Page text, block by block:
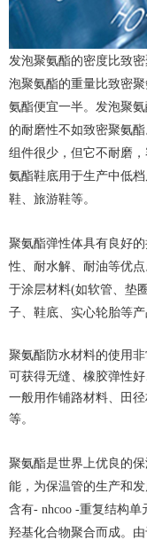
发泡聚氨酯的密度比致
泡聚氨酯的重量比致密
氨酯便宜一半。发泡聚
的耐磨性不如致密聚氨
组件很少，但它不耐磨
氨酯鞋底用于生产中低
鞋、旅游鞋等。
聚氨酯弹性体具有良好
性、耐水解、耐油等优
于涂层材料(如软管、垫
子、鞋底、实心轮胎等产
聚氨酯防水材料的使用
可获得无缝、橡胶弹性
一般用作铺路材料、田
等。
聚氨酯是世界上优良的
能，为保温管的生产和
含有- nhcoo -重复结构
羟基化合物聚合而成。